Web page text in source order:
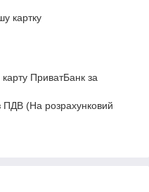
картку
карту ПриватБанк за
ПДВ (На розрахунковий